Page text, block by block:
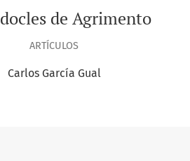
de Agrimento
ARTÍCULOS
Carlos García Gual